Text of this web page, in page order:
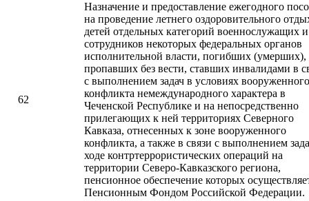
62
Назначение и предоставление ежегодного
на проведение летнего оздоровительного
детей отдельных категорий военнослужащих и
сотрудников некоторых федеральных органов
исполнительной власти, погибших (умерших),
пропавших без вести, ставших инвалидами в
с выполнением задач в условиях вооруженного
конфликта немеждународного характера в
Чеченской Республике и на непосредственно
прилегающих к ней территориях Северного
Кавказа, отнесенных к зоне вооруженного
конфликта, а также в связи с выполнением
ходе контртеррористических операций на
территории Северо-Кавказского региона,
пенсионное обеспечение которых
Пенсионным Фондом Российской Федерации.